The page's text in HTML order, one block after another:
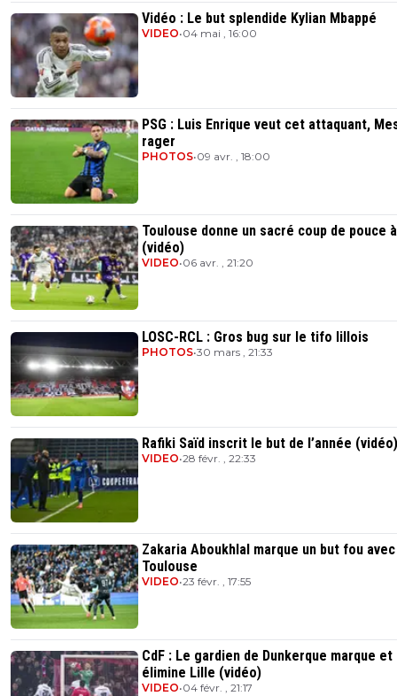
Vidéo : Le but splendide Kylian Mbappé
VIDEO•04 mai , 16:00
PSG : Luis Enrique veut cet attaquant,
rager
PHOTOS•09 avr. , 18:00
Toulouse donne un sacré coup de pouce à
(vidéo)
VIDEO•06 avr. , 21:20
LOSC-RCL : Gros bug sur le tifo lillois
PHOTOS•30 mars , 21:33
Rafiki Saïd inscrit le but de l’année (vidéo)
VIDEO•28 févr. , 22:33
Zakaria Aboukhlal marque un but fou avec
Toulouse
VIDEO•23 févr. , 17:55
CdF : Le gardien de Dunkerque marque et
élimine Lille (vidéo)
VIDEO•04 févr. , 21:17